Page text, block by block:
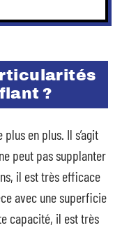
?
en plus. Il s’agit
peut pas supplanter
il est très efficace
avec une superficie
capacité, il est très